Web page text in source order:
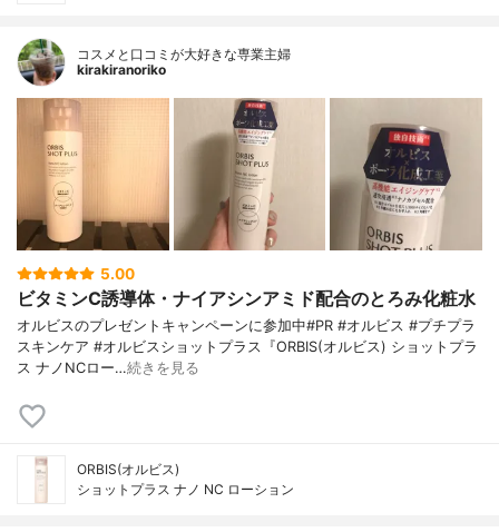
コスメと口コミが大好きな専業主婦
kirakiranoriko
5.00
ビタミンC誘導体・ナイアシンアミド配合のとろみ化粧水
オルビスのプレゼントキャンペーンに参加中#PR #オルビス #プチプラ
スキンケア #オルビスショットプラス『ORBIS(オルビス) ショットプラ
ス ナノNCロー…続きを見る
ORBIS(オルビス)
ショットプラス ナノ NC ローション